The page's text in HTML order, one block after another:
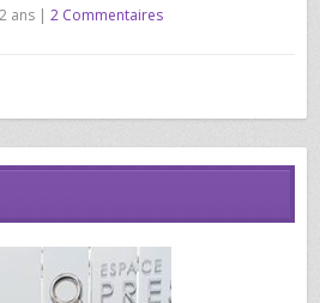
ans | 2 Commentaires